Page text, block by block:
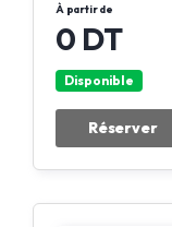
À partir de
0 DT
Disponible
Réserver